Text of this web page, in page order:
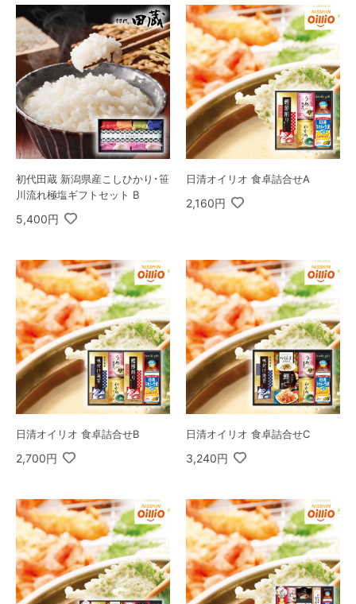
初代田蔵 新潟県産こしひかり･笹
川流れ極塩ギフトセット B
5,400円
日清オイリオ 食卓詰合せA
2,160円
日清オイリオ 食卓詰合せB
2,700円
日清オイリオ 食卓詰合せC
3,240円